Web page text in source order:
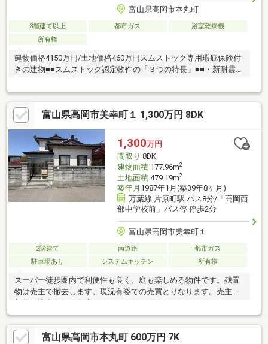
富山県高岡市本丸町
3階建て以上 都市ガス
浴室乾燥機
所有権
建物価格4150万円/土地価格460万円スムストック専用瑕疵保険付
きの建物■■スムストック認定物件の「３つの特長」■■・新耐震基
プログラムにより、お住まいを長期にわたり守り続けていま
す。・新築時から実施した「点検・補修」の住宅履歴が保管され
ています。■住友林業施工の家■2016年9月建築■BF構法■長期優良
住宅認定通知書取得済（新築時）■システムキッチン IHコンロ■
浴室換気乾燥機あり■ビルトイン車庫あり（2台分）※車種による■
坪庭あり■エコジョーズ
富山県高岡市美幸町１ 1,300万円 8DK
1,300万円
間取り 8DK
建物面積177.96m2
土地面積479.19m2
築年月 1987年1月(築39年8ヶ月)
万葉線 片原町駅 バス8分/「高岡西
部中学校前」バス停 停歩2分
富山県高岡市美幸町１
2階建て 南道路
都市ガス
駐車場あり
システムキッチン 所有権
スーパー徒歩圏内で利便性も良く、庭も楽しめる物件です。残置
物は売主で撤去します。現況有姿での売買とりなります。売主の
富山県高岡市本丸町 600万円 7K